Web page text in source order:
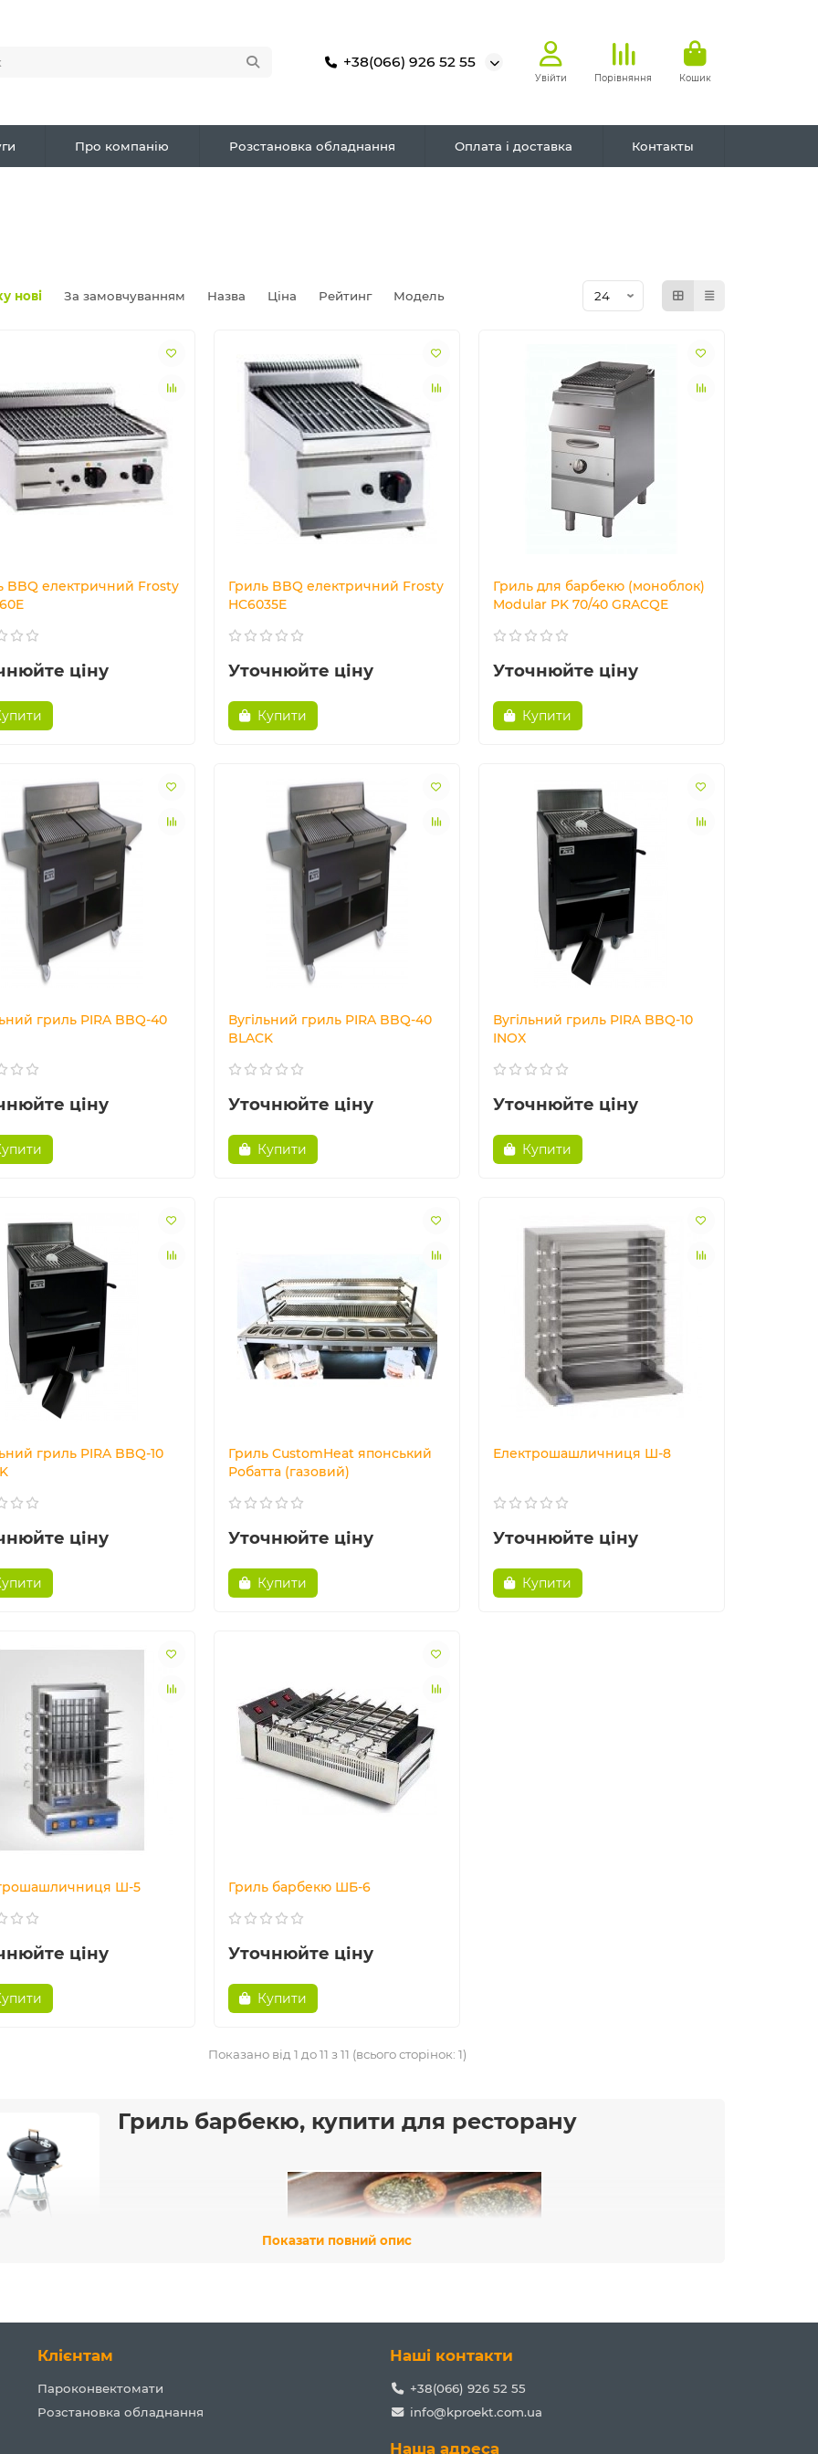
+38(066) 926 52 55
Увійти Порівняння Кошик
Про компанію Розстановка обладнання Оплата і доставка Контакты
нові За замовчуванням Назва Ціна Рейтинг Модель
BBQ електричний Frosty
ціну
Гриль BBQ електричний Frosty
HC6035E
Уточнюйте ціну
Купити
Гриль для барбекю (моноблок)
Modular PK 70/40 GRACQE
Уточнюйте ціну
Купити
гриль PIRA BBQ-40
ціну
Вугільний гриль PIRA BBQ-40
BLACK
Уточнюйте ціну
Купити
Вугільний гриль PIRA BBQ-10
INOX
Уточнюйте ціну
Купити
гриль PIRA BBQ-10
ціну
Гриль CustomHeat японський
Робатта (газовий)
Уточнюйте ціну
Купити
Електрошашличниця Ш-8
Уточнюйте ціну
Купити
Ш-5
ціну
Гриль барбекю ШБ-6
Уточнюйте ціну
Купити
Показано від 1 до 11 з 11 (всього сторінок: 1)
Гриль барбекю, купити для ресторану
Показати повний опис
Клієнтам
Пароконвектомати
Розстановка обладнання
Наші контакти
+38(066) 926 52 55
info@kproekt.com.ua
Наша адреса